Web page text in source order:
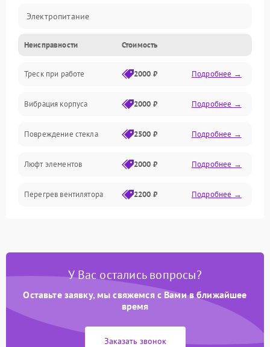
Электропитание
Нагрев
Неисправности Стоимость
Треск при работе 2000 ₽ Подробнее →
Вибрация корпуса 2000 ₽ Подробнее →
Повреждение стекла 2500 ₽ Подробнее →
Люфт элементов 2000 ₽ Подробнее →
Перегрев вентилятора 2200 ₽ Подробнее →
У Вас остались вопросы?
Оставьте заявку, мы свяжемся с Вами в ближайшее
время
Заказать звонок